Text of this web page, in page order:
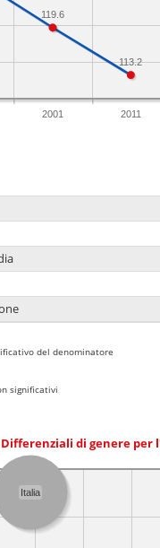
2001 2011
113.2
119.6
del denominatore
significativi
Differenziali di genere per
Italia